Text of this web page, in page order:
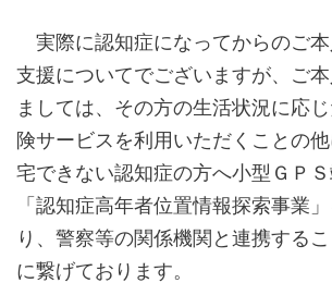
実際に認知症になってからのご
支援についてでございますが、ご
ましては、その方の生活状況に応
険サービスを利用いただくことの
宅できない認知症の方へ小型ＧＰ
「認知症高年者位置情報探索事業
り、警察等の関係機関と連携する
に繋げております。